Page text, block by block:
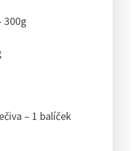
300g
– 1 balíček